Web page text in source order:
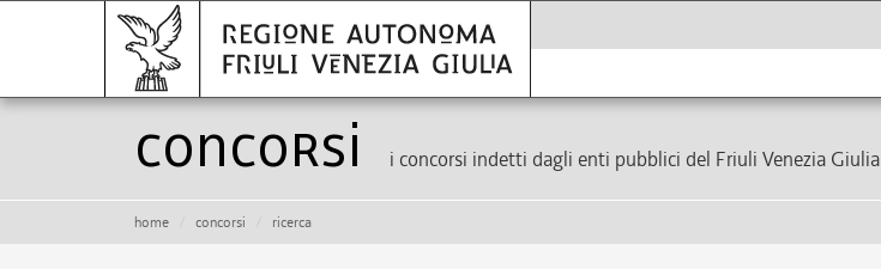
Concorsi i concorsi indetti dagli enti pubblici del Friuli Venezia Giulia
home concorsi ricerca